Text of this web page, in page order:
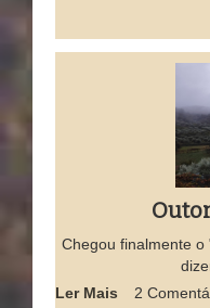
Chegou finalmente
Ler Mais
2